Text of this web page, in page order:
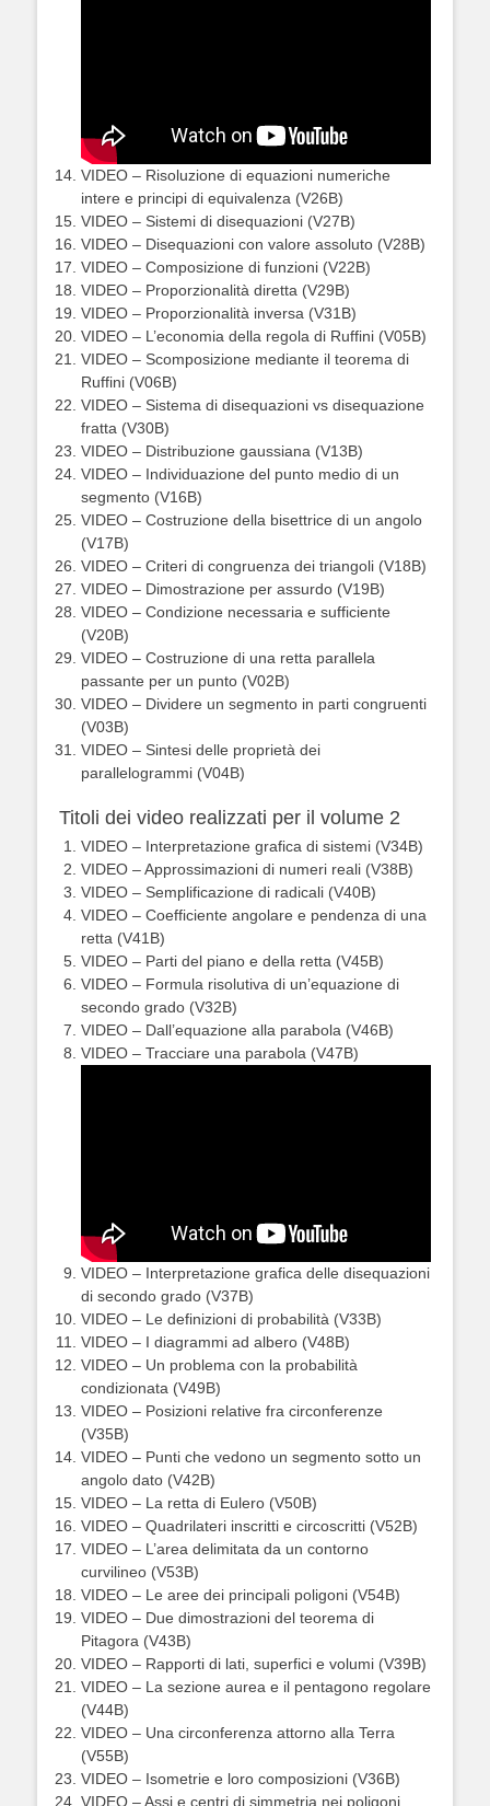
VIDEO – Risoluzione di equazioni numeriche
intere e principi di equivalenza (V26B)
VIDEO – Sistemi di disequazioni (V27B)
VIDEO – Disequazioni con valore assoluto (V28B)
VIDEO – Composizione di funzioni (V22B)
VIDEO – Proporzionalità diretta (V29B)
VIDEO – Proporzionalità inversa (V31B)
VIDEO – L’economia della regola di Ruffini (V05B)
VIDEO – Scomposizione mediante il teorema di
Ruffini (V06B)
VIDEO – Sistema di disequazioni vs disequazione
fratta (V30B)
VIDEO – Distribuzione gaussiana (V13B)
VIDEO – Individuazione del punto medio di un
segmento (V16B)
VIDEO – Costruzione della bisettrice di un angolo
(V17B)
VIDEO – Criteri di congruenza dei triangoli (V18B)
VIDEO – Dimostrazione per assurdo (V19B)
VIDEO – Condizione necessaria e sufficiente
(V20B)
VIDEO – Costruzione di una retta parallela
passante per un punto (V02B)
VIDEO – Dividere un segmento in parti congruenti
(V03B)
VIDEO – Sintesi delle proprietà dei
parallelogrammi (V04B)
Titoli dei video realizzati per il volume 2
VIDEO – Interpretazione grafica di sistemi (V34B)
VIDEO – Approssimazioni di numeri reali (V38B)
VIDEO – Semplificazione di radicali (V40B)
VIDEO – Coefficiente angolare e pendenza di una
retta (V41B)
VIDEO – Parti del piano e della retta (V45B)
VIDEO – Formula risolutiva di un’equazione di
secondo grado (V32B)
VIDEO – Dall’equazione alla parabola (V46B)
VIDEO – Tracciare una parabola (V47B)
VIDEO – Interpretazione grafica delle disequazioni
di secondo grado (V37B)
VIDEO – Le definizioni di probabilità (V33B)
VIDEO – I diagrammi ad albero (V48B)
VIDEO – Un problema con la probabilità
condizionata (V49B)
VIDEO – Posizioni relative fra circonferenze
(V35B)
VIDEO – Punti che vedono un segmento sotto un
angolo dato (V42B)
VIDEO – La retta di Eulero (V50B)
VIDEO – Quadrilateri inscritti e circoscritti (V52B)
VIDEO – L’area delimitata da un contorno
curvilineo (V53B)
VIDEO – Le aree dei principali poligoni (V54B)
VIDEO – Due dimostrazioni del teorema di
Pitagora (V43B)
VIDEO – Rapporti di lati, superfici e volumi (V39B)
VIDEO – La sezione aurea e il pentagono regolare
(V44B)
VIDEO – Una circonferenza attorno alla Terra
(V55B)
VIDEO – Isometrie e loro composizioni (V36B)
VIDEO – Assi e centri di simmetria nei poligoni